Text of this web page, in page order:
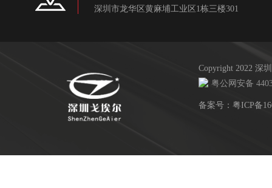
深圳市龙华区黄麻埔工业区1栋三楼301
Copyright 2022 深
粤公网安备
备案号： 粤ICP备